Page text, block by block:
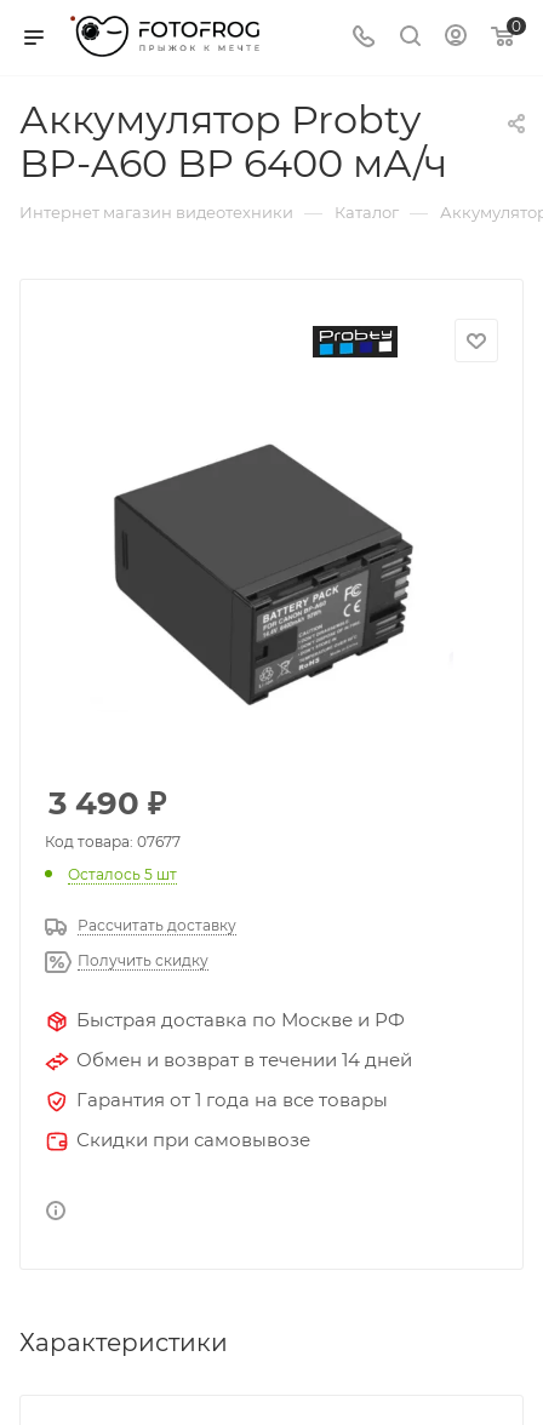
0
Аккумулятор Probty
BP-A60 BP 6400 мА/ч
Интернет магазин видеотехники — Каталог —
3 490 ₽
Код товара: 07677
Осталось 5 шт
Рассчитать доставку
Получить скидку
Быстрая доставка по Москве и РФ
Обмен и возврат в течении 14 дней
Гарантия от 1 года на все товары
Скидки при самовывозе
Характеристики